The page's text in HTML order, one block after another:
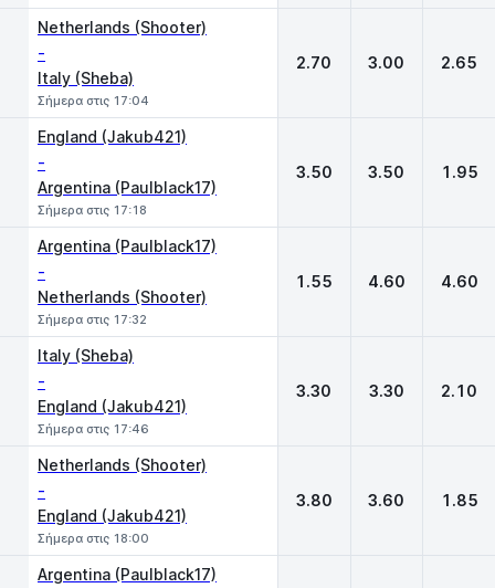
Netherlands (Shooter)
-
Italy (Sheba)
Σήμερα στις 17:04
2.70 3.00 2.65
England (Jakub421)
-
Argentina (Paulblack17)
Σήμερα στις 17:18
3.50 3.50 1.95
Argentina (Paulblack17)
-
Netherlands (Shooter)
Σήμερα στις 17:32
1.55 4.60 4.60
Italy (Sheba)
-
England (Jakub421)
Σήμερα στις 17:46
3.30 3.30 2.10
Netherlands (Shooter)
-
England (Jakub421)
Σήμερα στις 18:00
3.80 3.60 1.85
Argentina (Paulblack17)